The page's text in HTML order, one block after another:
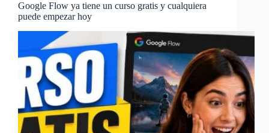
Google Flow ya tiene un curso gratis y cualquiera
puede empezar hoy